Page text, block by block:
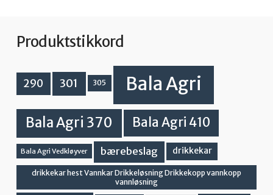
Produktstikkord
290 301 305 Bala Agri
Bala Agri 370 Bala Agri 410
Bala Agri Vedkløyver bærebeslag drikkekar
drikkekar hest Vannkar Drikkeløsning Drikkekopp vannkopp
vannløsning